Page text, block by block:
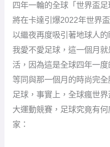
四年一輪的全球「世界盃
將在卡達引爆2022年世界
以繼夜再度吸引著地球人
我愛不愛足球，這一個月
活，因為這是全球四年一
等同與那一個月的時尚完
足球，事實上，全球瘋世
大運動競賽，足球究竟有
家：